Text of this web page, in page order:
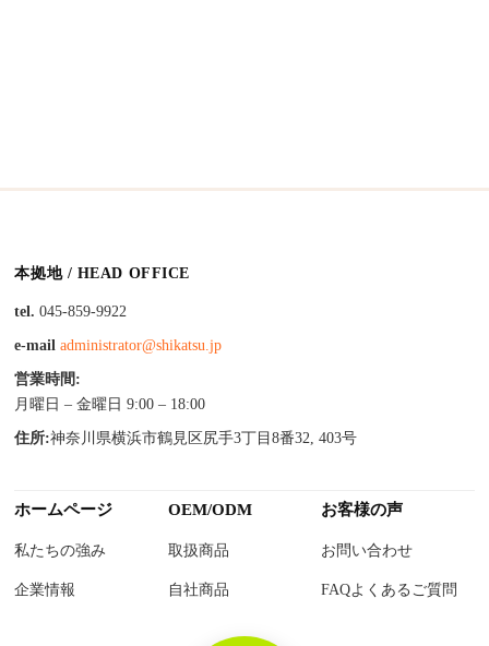
本拠地 / HEAD OFFICE
tel. 045-859-9922
e-mail administrator@shikatsu.jp
営業時間:
月曜日 – 金曜日 9:00 – 18:00
住所:神奈川県横浜市鶴見区尻手3丁目8番32, 403号
ホームページ
私たちの強み
企業情報
OEM/ODM
取扱商品
自社商品
お客様の声
お問い合わせ
FAQよくあるご質問